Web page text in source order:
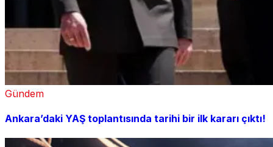
Gündem
Ankara’daki YAŞ toplantısında tarihi bir ilk kararı çıktı!